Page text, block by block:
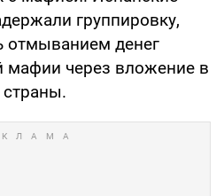
группировку,
отмыванием денег
мафии через вложение в